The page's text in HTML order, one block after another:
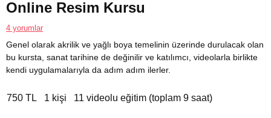
Online Resim Kursu
4 yorumlar
Genel olarak akrilik ve yağlı boya temelinin üzerinde durulacak olan
bu kursta, sanat tarihine de değinilir ve katılımcı, videolarla birlikte
kendi uygulamalarıyla da adım adım ilerler.
750 TL 1 kişi 11 videolu eğitim (toplam 9 saat)